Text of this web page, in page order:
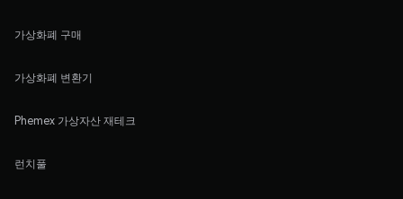
가상화폐 구매
가상화폐 변환기
Phemex 가상자산 재테크
런치풀